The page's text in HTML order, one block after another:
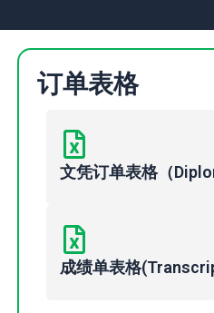
订单表格
文凭订单表格（
成绩单表格